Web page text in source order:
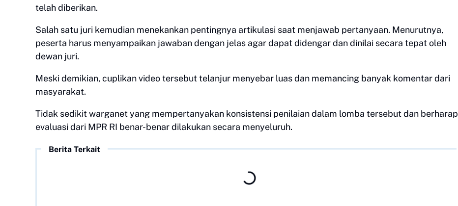
telah diberikan.
Salah satu juri kemudian menekankan pentingnya artikulasi saat menjawab pertanyaan. Menurutnya,
peserta harus menyampaikan jawaban dengan jelas agar dapat didengar dan dinilai secara tepat oleh
dewan juri.
Meski demikian, cuplikan video tersebut telanjur menyebar luas dan memancing banyak komentar dari
masyarakat.
Tidak sedikit warganet yang mempertanyakan konsistensi penilaian dalam lomba tersebut dan berharap
evaluasi dari MPR RI benar-benar dilakukan secara menyeluruh.
Berita Terkait